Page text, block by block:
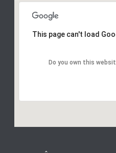
This page can't load
Do you own this